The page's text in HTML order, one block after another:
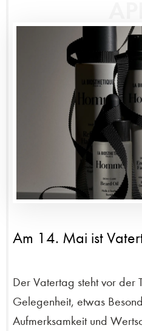
Am 14. Mai ist
Der Vatertag steht vor der
Gelegenheit, etwas
Aufmerksamkeit und